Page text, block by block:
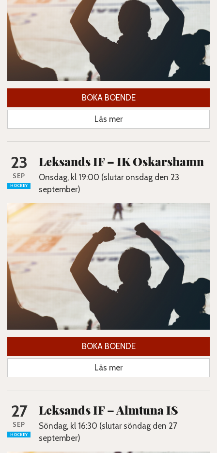
BOKA BOENDE
Läs mer
23
SEP
HOCKEY
Leksands IF – IK Oskarshamn
Onsdag, kl 19:00 (slutar onsdag den 23
september)
BOKA BOENDE
Läs mer
27
SEP
HOCKEY
Leksands IF – Almtuna IS
Söndag, kl 16:30 (slutar söndag den 27
september)